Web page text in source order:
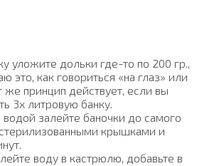
уложите дольки где-то по 200 гр.,
это, как говориться «на глаз» или
же принцип действует, если вы
3х литровую банку.
залейте баночки до самого
крышками и
воду в кастрюлю, добавьте в